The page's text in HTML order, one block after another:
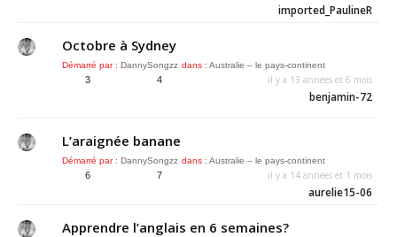
imported_PaulineR
Octobre à Sydney
Démarré par : DannySongzz dans : Australie – le pays-continent
3 4 il y a 13 années et 6 mois
benjamin-72
L’araignée banane
Démarré par : DannySongzz dans : Australie – le pays-continent
6 7 il y a 14 années et 1 mois
aurelie15-06
Apprendre l’anglais en 6 semaines?